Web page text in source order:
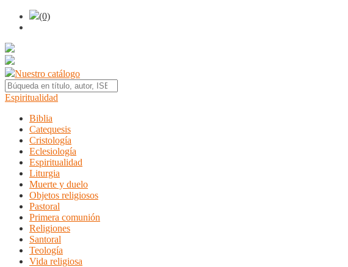
(0)
Nuestro catálogo
Espiritualidad
Biblia
Catequesis
Cristología
Eclesiología
Espiritualidad
Liturgia
Muerte y duelo
Objetos religiosos
Pastoral
Primera comunión
Religiones
Santoral
Teología
Vida religiosa